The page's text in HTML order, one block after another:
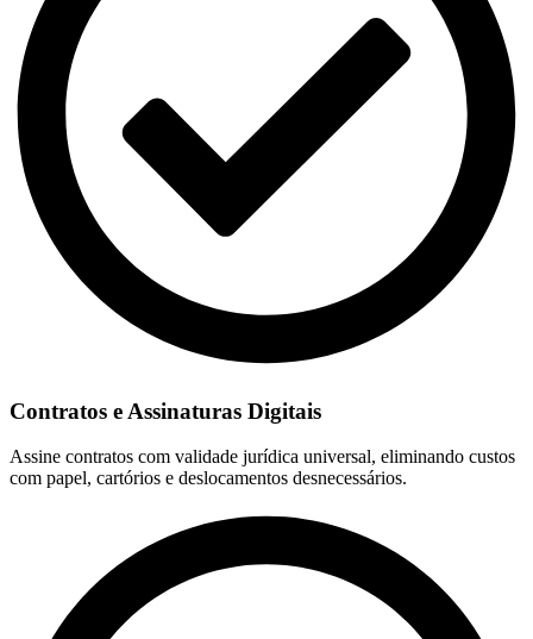
Contratos e Assinaturas Digitais
Assine contratos com validade jurídica universal, eliminando custos
com papel, cartórios e deslocamentos desnecessários.